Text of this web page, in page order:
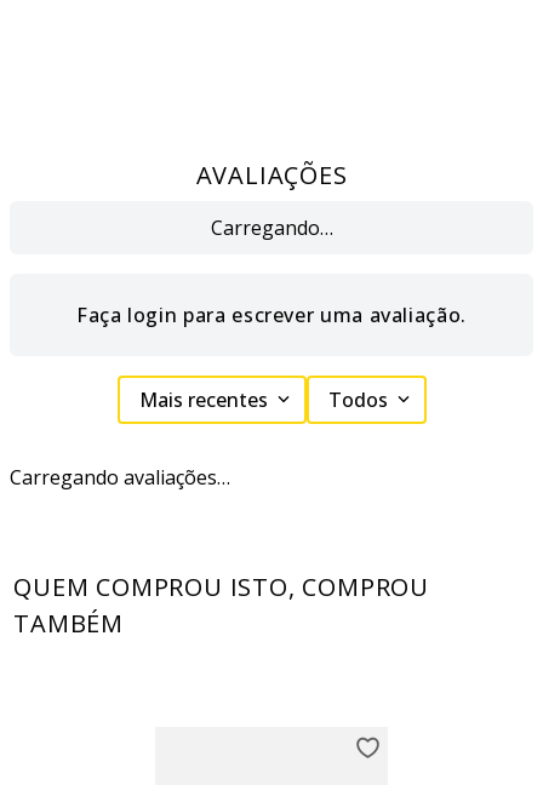
AVALIAÇÕES
Carregando…
Faça login para escrever uma avaliação.
Mais recentes Todos
Carregando avaliações…
QUEM COMPROU ISTO, COMPROU
TAMBÉM